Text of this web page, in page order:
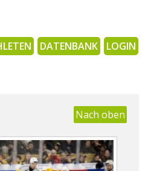
DATENBANK LOGIN
Nach oben